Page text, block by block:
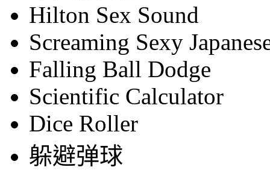
Hilton Sex Sound
Screaming Sexy
Falling Ball Dodge
Scientific Calculator
Dice Roller
躲避弹球